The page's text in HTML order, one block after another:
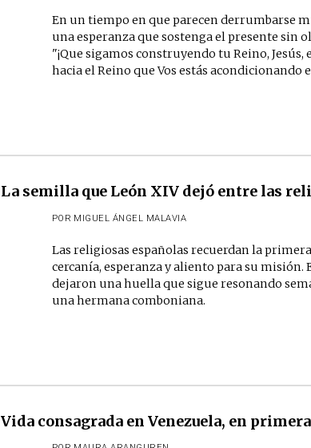
En un tiempo en que parecen derrumbarse
una esperanza que sostenga el presente sin
"¡Que sigamos construyendo tu Reino,
hacia el Reino que Vos estás acondicionando
La semilla que León XIV dejó entre las
Las religiosas españolas recuerdan la
cercanía, esperanza y aliento para su misión.
dejaron una huella que sigue resonando
una hermana comboniana.
POR MIGUEL ÁNGEL MALAVIA
Vida consagrada en Venezuela, en